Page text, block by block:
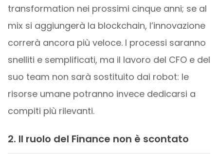
transformation nei prossimi cinque anni; se al
mix si aggiungerà la blockchain, l’innovazione
correrà ancora più veloce. I processi saranno
snelliti e semplificati, ma il lavoro del CFO e del
suo team non sarà sostituito dai robot: le
risorse umane potranno invece dedicarsi a
compiti più rilevanti.
2. Il ruolo del Finance non è scontato